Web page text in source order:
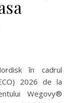
2026 de la
Wegovy®